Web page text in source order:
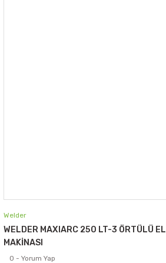
Welder
WELDER MAXIARC 250 LT-3 ÖRTÜLÜ
MAKİNASI
0 - Yorum Yap